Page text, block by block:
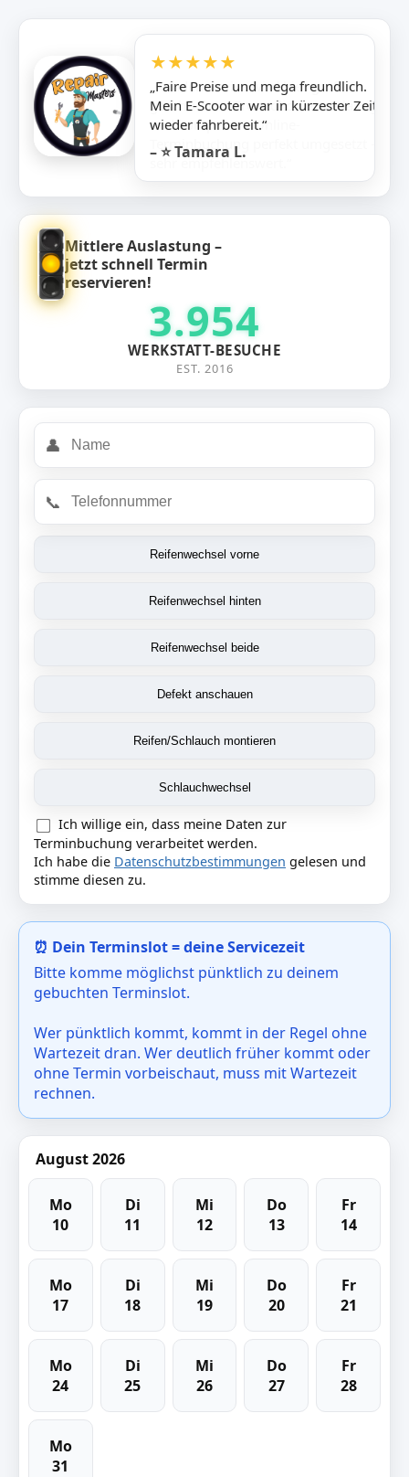
★★★★★
„Faire Preise und mega freundlich.
Mein E-Scooter war in kürzester Zeit
wieder fahrbereit.“
– ⭐ Tamara L.
Mittlere Auslastung –
jetzt schnell Termin
reservieren!
3.954
WERKSTATT-BESUCHE
EST. 2016
👤
📞
Reifenwechsel vorne
Reifenwechsel hinten
Reifenwechsel beide
Defekt anschauen
Reifen/Schlauch montieren
Schlauchwechsel
Ich willige ein, dass meine Daten zur
Terminbuchung verarbeitet werden.
Ich habe die Datenschutzbestimmungen gelesen und
stimme diesen zu.
⏰ Dein Terminslot = deine Servicezeit
Bitte komme möglichst pünktlich zu deinem
gebuchten Terminslot.
Wer pünktlich kommt, kommt in der Regel ohne
Wartezeit dran. Wer deutlich früher kommt oder
ohne Termin vorbeischaut, muss mit Wartezeit
rechnen.
August 2026
Mo
10
Di
11
Mi
12
Do
13
Fr
14
Mo
17
Di
18
Mi
19
Do
20
Fr
21
Mo
24
Di
25
Mi
26
Do
27
Fr
28
Mo
31